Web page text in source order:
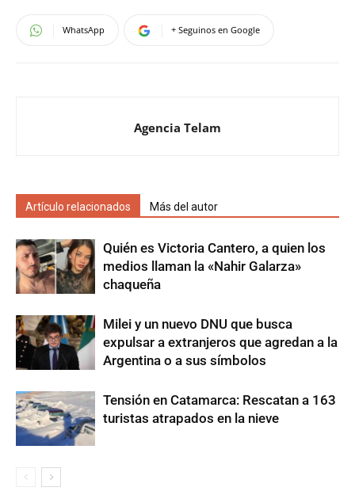
WhatsApp + Seguinos en Google
Agencia Telam
Artículo relacionados Más del autor
Quién es Victoria Cantero, a quien los
medios llaman la «Nahir Galarza»
chaqueña
Milei y un nuevo DNU que busca
expulsar a extranjeros que agredan a la
Argentina o a sus símbolos
Tensión en Catamarca: Rescatan a 163
turistas atrapados en la nieve